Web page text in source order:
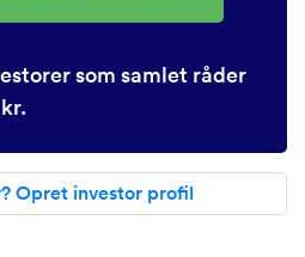
som samlet råder
Opret investor profil